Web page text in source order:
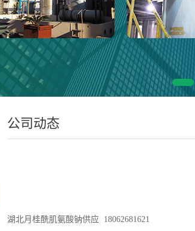
公司动态
湖北月桂酰肌氨酸钠供应 18062681621